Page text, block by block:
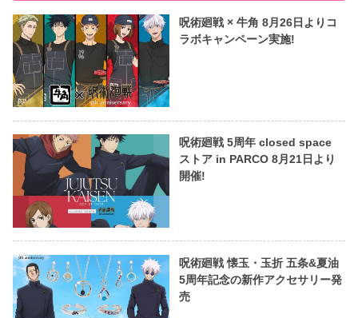
呪術廻戦 × 牛角 8月26日よりコ
ラボキャンペーン実施!
呪術廻戦 5周年 closed space
ストア in PARCO 8月21日より
開催!
呪術廻戦 懐玉・玉折 五条&夏油
5周年記念の新作アクセサリー発
売